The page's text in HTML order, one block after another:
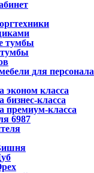
тумбы
для персонала
эконом класса
бизнес-класса
премиум-класса
6987